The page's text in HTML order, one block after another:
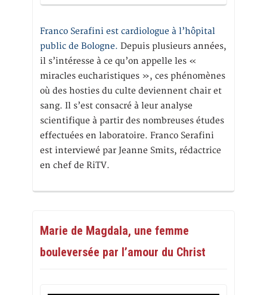
Franco Serafini est cardiologue à l’hôpital
public de Bologne. Depuis plusieurs années,
il s’intéresse à ce qu’on appelle les «
miracles eucharistiques », ces phénomènes
où des hosties du culte deviennent chair et
sang. Il s’est consacré à leur analyse
scientifique à partir des nombreuses études
effectuées en laboratoire. Franco Serafini
est interviewé par Jeanne Smits, rédactrice
en chef de RiTV.
Marie de Magdala, une femme
bouleversée par l’amour du Christ